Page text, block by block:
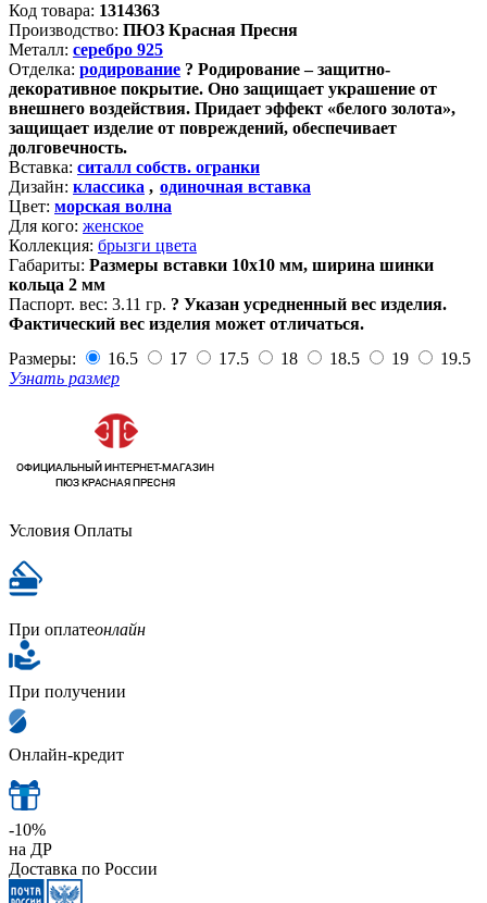
Код товара: 1314363
Производство: ПЮЗ Красная Пресня
Металл: серебро 925
Отделка: родирование ? Родирование – защитно-
декоративное покрытие. Оно защищает украшение от
внешнего воздействия. Придает эффект «белого золота»,
защищает изделие от повреждений, обеспечивает
долговечность.
Вставка: ситалл собств. огранки
Дизайн: классика , одиночная вставка
Цвет: морская волна
Для кого: женское
Коллекция: брызги цвета
Габариты: Размеры вставки 10х10 мм, ширина шинки
кольца 2 мм
Паспорт. вес: 3.11 гр. ? Указан усредненный вес изделия.
Фактический вес изделия может отличаться.
Размеры:
16.5 17 17.5 18 18.5 19
19.5
Узнать размер
Условия Оплаты
При оплатеонлайн
При получении
Онлайн-кредит
-10%
на ДР
Доставка по России